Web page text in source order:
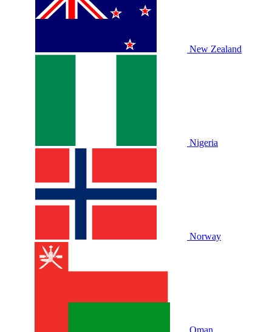
New Zealand
Nigeria
Norway
Oman